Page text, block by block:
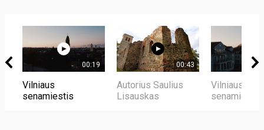
00:19
Vilniaus
senamiestis
00:43
Autorius Saulius
Lisauskas
Vilniaus
senamiestis